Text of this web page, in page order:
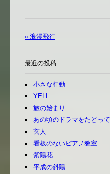
« 浪漫飛行
最近の投稿
小さな行動
YELL
旅の始まり
あの頃のドラマをたどって
玄人
看板のないピアノ教室
紫陽花
平成の斜陽